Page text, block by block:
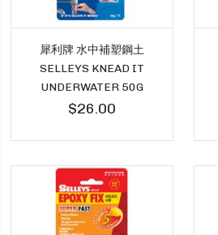
犀利牌 水中補塑鋼土
SELLEYS KNEAD IT
UNDERWATER 50G
$26.00